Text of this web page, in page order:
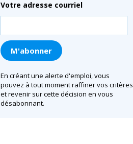
Votre adresse courriel
En créant une alerte d'emploi, vous
pouvez à tout moment raffiner vos critères
et revenir sur cette décision en vous
désabonnant.